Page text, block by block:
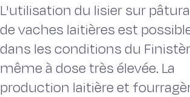
L'utilisation du lisier sur
de vaches laitières est
dans les conditions du
même à dose très élevée. La
production laitière et